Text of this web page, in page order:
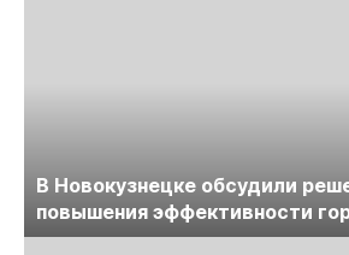
В Новокузнецке обсудили
повышения эффективности
предприятий